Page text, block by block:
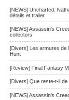
[NEWS] Uncharted:
détails et trailer
[NEWS] Assassin's
collectors
[Divers] Les armures de
Hunt
[Review] Final Fantasy
[Divers] Que reste-t-il
[NEWS] Assassin's